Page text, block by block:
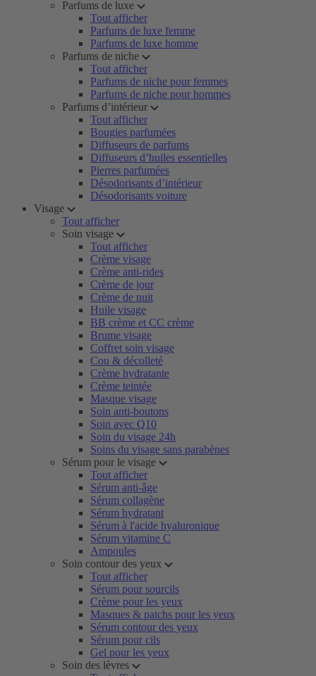
Parfums de luxe
Tout afficher
Parfums de luxe femme
Parfums de luxe homme
Parfums de niche
Tout afficher
Parfums de niche pour femmes
Parfums de niche pour hommes
Parfums d’intérieur
Tout afficher
Bougies parfumées
Diffuseurs de parfums
Diffuseurs d’huiles essentielles
Pierres parfumées
Désodorisants d’intérieur
Désodorisants voiture
Visage
Tout afficher
Soin visage
Tout afficher
Crème visage
Crème anti-rides
Crème de jour
Crème de nuit
Huile visage
BB crème et CC crème
Brume visage
Coffret soin visage
Cou & décolleté
Crème hydratante
Crème teintée
Masque visage
Soin anti-boutons
Soin avec Q10
Soin du visage 24h
Soins du visage sans parabènes
Sérum pour le visage
Tout afficher
Sérum anti-âge
Sérum collagène
Sérum hydratant
Sérum à l'acide hyaluronique
Sérum vitamine C
Ampoules
Soin contour des yeux
Tout afficher
Sérum pour sourcils
Crème pour les yeux
Masques & patchs pour les yeux
Sérum contour des yeux
Sérum pour cils
Gel pour les yeux
Soin des lèvres